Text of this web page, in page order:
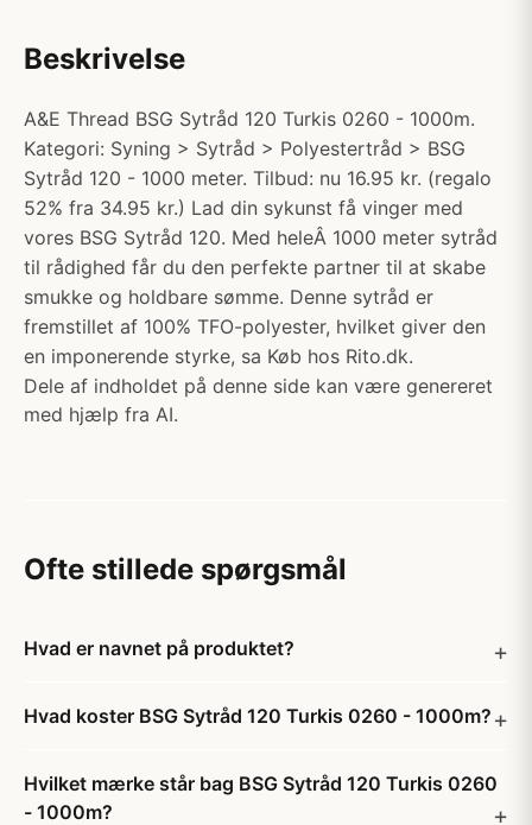
Beskrivelse
A&E Thread BSG Sytråd 120 Turkis 0260 - 1000m.
Kategori: Syning > Sytråd > Polyestertråd > BSG
Sytråd 120 - 1000 meter. Tilbud: nu 16.95 kr. (regalo
52% fra 34.95 kr.) Lad din sykunst få vinger med
vores BSG Sytråd 120. Med heleÂ 1000 meter sytråd
til rådighed får du den perfekte partner til at skabe
smukke og holdbare sømme. Denne sytråd er
fremstillet af 100% TFO-polyester, hvilket giver den
en imponerende styrke, sa Køb hos Rito.dk.
Dele af indholdet på denne side kan være genereret
med hjælp fra AI.
Ofte stillede spørgsmål
Hvad er navnet på produktet?
Hvad koster BSG Sytråd 120 Turkis 0260 - 1000m?
Hvilket mærke står bag BSG Sytråd 120 Turkis 0260
- 1000m?